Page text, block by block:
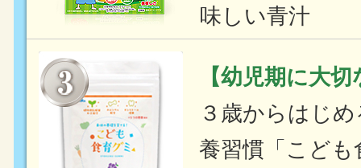
味しい青汁
【幼児期に大
３歳からはじ
養習慣「こども